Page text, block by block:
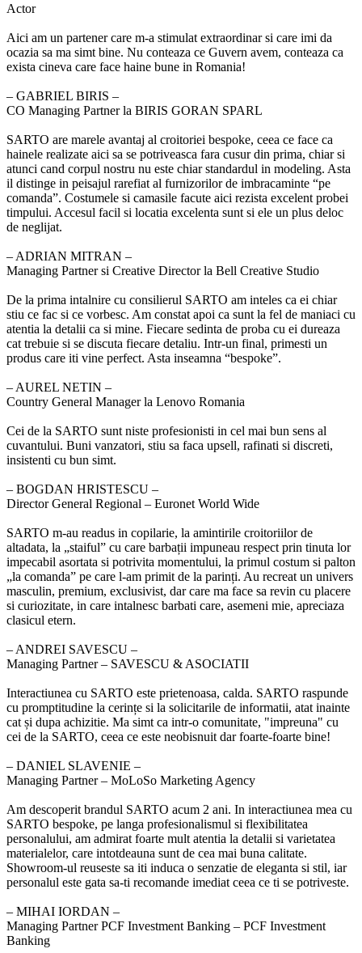
Actor
Aici am un partener care m-a stimulat extraordinar si care imi da
ocazia sa ma simt bine. Nu conteaza ce Guvern avem, conteaza ca
exista cineva care face haine bune in Romania!
‒ GABRIEL BIRIS –
CO Managing Partner la BIRIS GORAN SPARL
SARTO are marele avantaj al croitoriei bespoke, ceea ce face ca
hainele realizate aici sa se potriveasca fara cusur din prima, chiar si
atunci cand corpul nostru nu este chiar standardul in modeling. Asta
il distinge in peisajul rarefiat al furnizorilor de imbracaminte “pe
comanda”. Costumele si camasile facute aici rezista excelent probei
timpului. Accesul facil si locatia excelenta sunt si ele un plus deloc
de neglijat.
‒ ADRIAN MITRAN –
Managing Partner si Creative Director la Bell Creative Studio
De la prima intalnire cu consilierul SARTO am inteles ca ei chiar
stiu ce fac si ce vorbesc. Am constat apoi ca sunt la fel de maniaci cu
atentia la detalii ca si mine. Fiecare sedinta de proba cu ei dureaza
cat trebuie si se discuta fiecare detaliu. Intr-un final, primesti un
produs care iti vine perfect. Asta inseamna “bespoke”.
‒ AUREL NETIN –
Country General Manager la Lenovo Romania
Cei de la SARTO sunt niste profesionisti in cel mai bun sens al
cuvantului. Buni vanzatori, stiu sa faca upsell, rafinati si discreti,
insistenti cu bun simt.
‒ BOGDAN HRISTESCU –
Director General Regional – Euronet World Wide
SARTO m-au readus in copilarie, la amintirile croitoriilor de
altadata, la „staiful” cu care barbații impuneau respect prin tinuta lor
impecabil asortata si potrivita momentului, la primul costum si palton
„la comanda” pe care l-am primit de la parinți. Au recreat un univers
masculin, premium, exclusivist, dar care ma face sa revin cu placere
si curiozitate, in care intalnesc barbati care, asemeni mie, apreciaza
clasicul etern.
‒ ANDREI SAVESCU –
Managing Partner – SAVESCU & ASOCIATII
Interactiunea cu SARTO este prietenoasa, calda. SARTO raspunde
cu promptitudine la cerințe si la solicitarile de informatii, atat inainte
cat și dupa achizitie. Ma simt ca intr-o comunitate, "impreuna" cu
cei de la SARTO, ceea ce este neobisnuit dar foarte-foarte bine!
‒ DANIEL SLAVENIE –
Managing Partner – MoLoSo Marketing Agency
Am descoperit brandul SARTO acum 2 ani. In interactiunea mea cu
SARTO bespoke, pe langa profesionalismul si flexibilitatea
personalului, am admirat foarte mult atentia la detalii si varietatea
materialelor, care intotdeauna sunt de cea mai buna calitate.
Showroom-ul reuseste sa iti induca o senzatie de eleganta si stil, iar
personalul este gata sa-ti recomande imediat ceea ce ti se potriveste.
‒ MIHAI IORDAN –
Managing Partner PCF Investment Banking – PCF Investment
Banking